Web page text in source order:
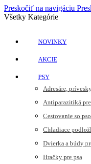
Preskočiť na navigáciu
Všetky Kategórie
NOVINKY
AKCIE
PSY
Adresáre,
Antiparazitiká
Cestovanie so
Chladiace
Dvierka a búdy
Hračky pre psa